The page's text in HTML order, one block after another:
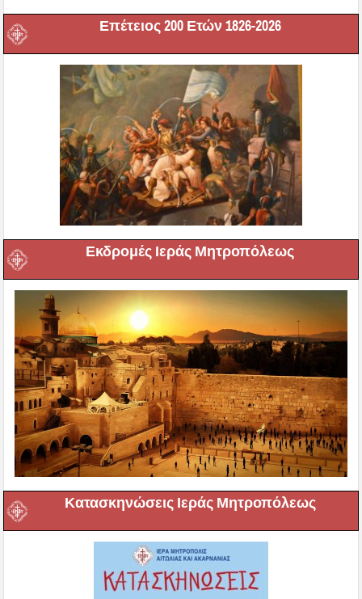
Επέτειος 200 Ετών 1826-2026
Εκδρομές Ιεράς Μητροπόλεως
Κατασκηνώσεις Ιεράς Μητροπόλεως